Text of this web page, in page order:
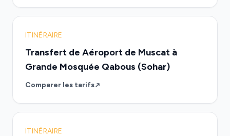
ITINÉRAIRE
Transfert de Aéroport de Muscat à
Grande Mosquée Qabous (Sohar)
Comparer les tarifs
ITINÉRAIRE